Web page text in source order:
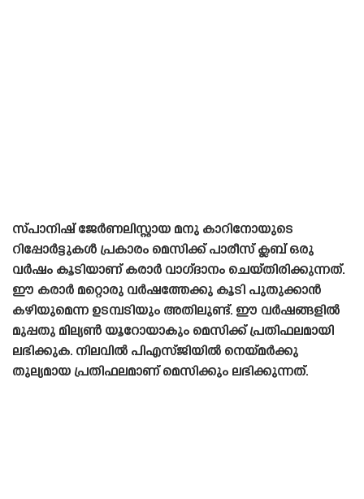
സ്‌പാനിഷ്‌ ജേർണലിസ്റ്റായ മനു കാറിനോയുടെ
റിപ്പോർട്ടുകൾ പ്രകാരം മെസിക്ക് പാരീസ് ക്ലബ് ഒരു
വർഷം കൂടിയാണ് കരാർ വാഗ്‌ദാനം ചെയ്‌തിരിക്കുന്നത്‌.
ഈ കരാർ മറ്റൊരു വർഷത്തേക്കു കൂടി പുതുക്കാൻ
കഴിയുമെന്ന ഉടമ്പടിയും അതിലുണ്ട്. ഈ വർഷങ്ങളിൽ
മുപ്പതു മില്യൺ യൂറോയാകും മെസിക്ക് പ്രതിഫലമായി
ലഭിക്കുക. നിലവിൽ പിഎസ്‌ജിയിൽ നെയ്‌മർക്കു
തുല്യമായ പ്രതിഫലമാണ് മെസിക്കും ലഭിക്കുന്നത്.